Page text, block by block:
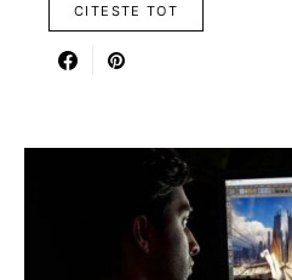
CITESTE TOT